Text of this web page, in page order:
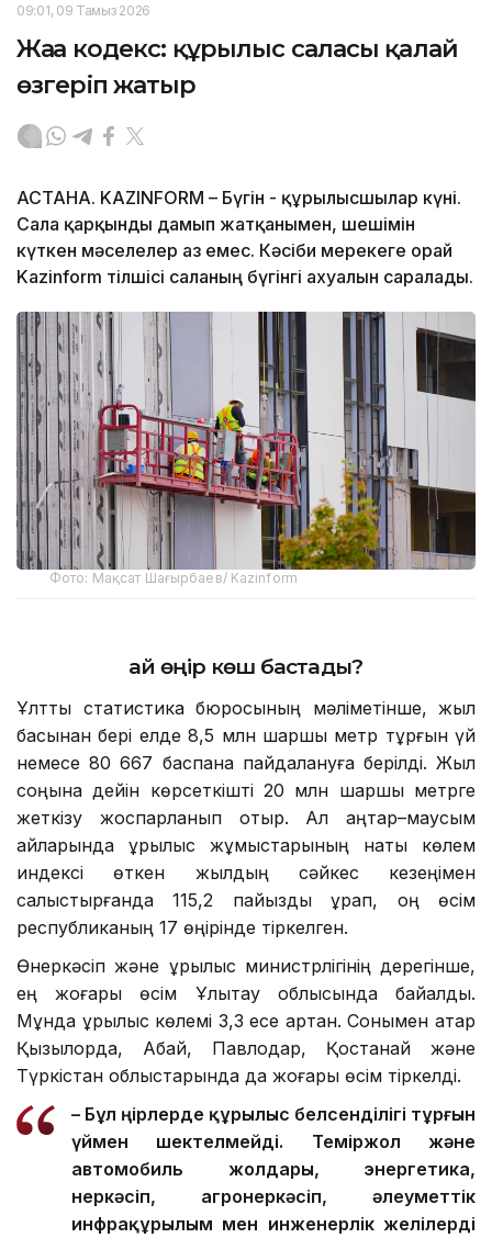
09:01, 09 Тамыз 2026
Жаңа кодекс: құрылыс саласы қалай
өзгеріп жатыр
АСТАНА. KAZINFORM – Бүгін - құрылысшылар күні.
Сала қарқынды дамып жатқанымен, шешімін
күткен мәселелер аз емес. Кәсіби мерекеге орай
Kazinform тілшісі саланың бүгінгі ахуалын саралады.
Фото: Мақсат Шағырбаев/ Kazinform
Қай өңір көш бастады?
Ұлттық статистика бюросының мәліметінше, жыл
басынан бері елде 8,5 млн шаршы метр тұрғын үй
немесе 80 667 баспана пайдалануға берілді. Жыл
соңына дейін көрсеткішті 20 млн шаршы метрге
жеткізу жоспарланып отыр. Ал қаңтар–маусым
айларында құрылыс жұмыстарының нақты көлем
индексі өткен жылдың сәйкес кезеңімен
салыстырғанда 115,2 пайызды құрап, оң өсім
республиканың 17 өңірінде тіркелген.
Өнеркәсіп және құрылыс министрлігінің дерегінше,
ең жоғары өсім Ұлытау облысында байқалды.
Мұнда құрылыс көлемі 3,3 есе артқан. Сонымен қатар
Қызылорда, Абай, Павлодар, Қостанай және
Түркістан облыстарында да жоғары өсім тіркелді.
– Бұл өңірлерде құрылыс белсенділігі тұрғын
үймен шектелмейді. Теміржол және
автомобиль жолдары, энергетика,
өнеркәсіп, агроөнеркәсіп, әлеуметтік
инфрақұрылым мен инженерлік желілерді